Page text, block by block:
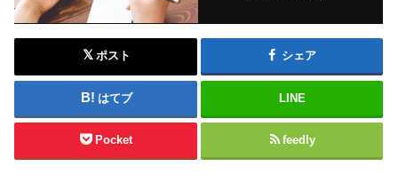
ポスト シェア
はてブ LINE
Pocket feedly